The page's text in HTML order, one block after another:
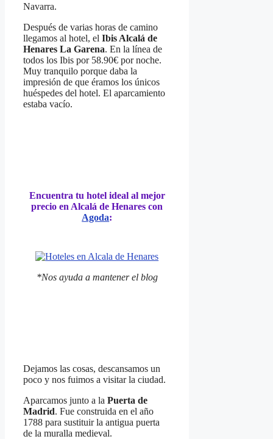
Navarra.
Después de varias horas de camino
llegamos al hotel, el Ibis Alcalá de
Henares La Garena. En la línea de
todos los Ibis por 58.90€ por noche.
Muy tranquilo porque daba la
impresión de que éramos los únicos
huéspedes del hotel. El aparcamiento
estaba vacío.
Encuentra tu hotel ideal al mejor
precio en Alcalá de Henares con
Agoda:
*Nos ayuda a mantener el blog
Dejamos las cosas, descansamos un
poco y nos fuimos a visitar la ciudad.
Aparcamos junto a la Puerta de
Madrid. Fue construida en el año
1788 para sustituir la antigua puerta
de la muralla medieval.